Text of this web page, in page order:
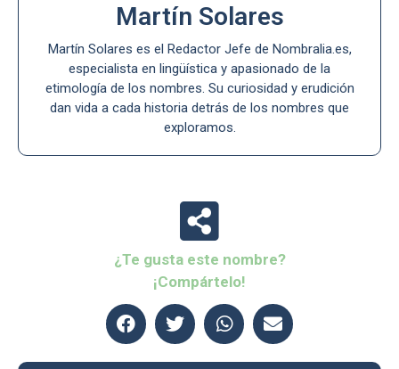
Martín Solares
Martín Solares es el Redactor Jefe de Nombralia.es,
especialista en lingüística y apasionado de la
etimología de los nombres. Su curiosidad y erudición
dan vida a cada historia detrás de los nombres que
exploramos.
¿Te gusta este nombre?
¡Compártelo!